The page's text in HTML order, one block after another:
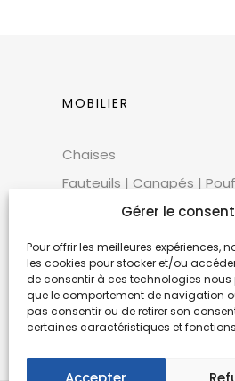
Gérer le
Pour offrir les meilleures expériences,
les cookies pour stocker et/ou
de consentir à ces technologies
que le comportement de navigation
pas consentir ou de retirer son
certaines caractéristiques et
MOBILIER
Chaises
Fauteuils | Canapés |
Mobilier extérieur
Tables
Bars | Comptoirs
Mobilier scénique |
Accessoires décoratifs